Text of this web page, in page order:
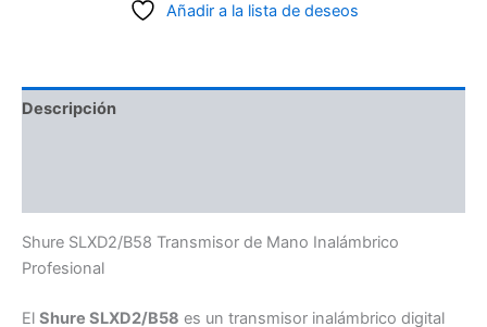
Añadir a la lista de deseos
Descripción
Shure SLXD2/B58 Transmisor de Mano Inalámbrico
Profesional
El Shure SLXD2/B58 es un transmisor inalámbrico digital